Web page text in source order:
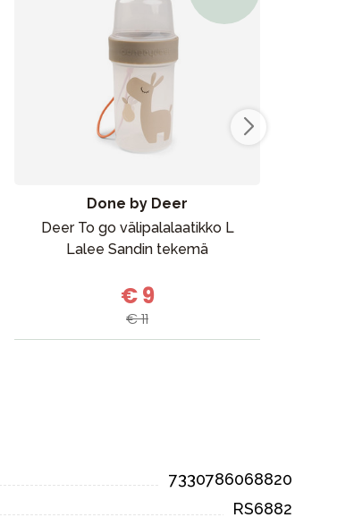
Done by Deer
Deer To go välipalalaatikko L
Lalee Sandin tekemä
€ 9
€ 11
7330786068820
RS6882